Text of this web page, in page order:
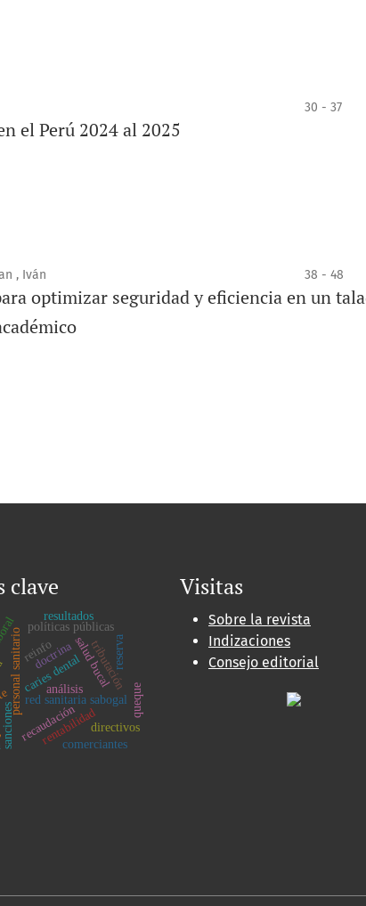
30 - 37
el Perú 2024 al 2025
, Iván 38 - 48
optimizar seguridad y eficiencia en un
clave
personal sanitario red sanitaria sabogal
salud bucal
caries dental
análisis
doctrina
reinfo
políticas públicas
rentabilidad
tributación
recaudación
comerciantes
sanciones directivos
reserva
resultados
queque
Visitas
Sobre la revista
Indizaciones
Consejo editorial